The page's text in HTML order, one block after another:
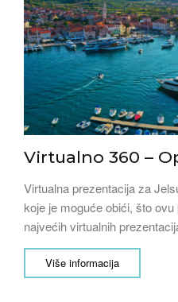
Virtualno 360 –
Virtualna prezentacija za
koje je moguće obići, što
najvećih virtualnih
Više informacija